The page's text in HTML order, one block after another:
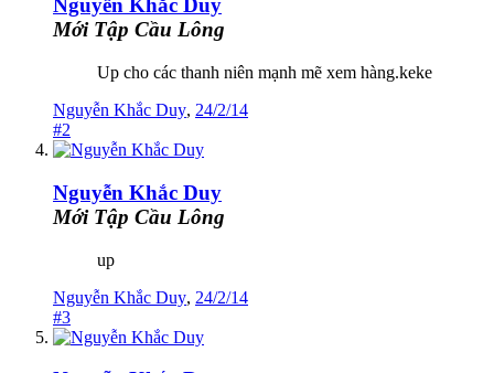
Nguyễn Khắc Duy
Mới Tập Cầu Lông
Up cho các thanh niên mạnh mẽ xem hàng.keke
Nguyễn Khắc Duy, 24/2/14
#2
Nguyễn Khắc Duy
Mới Tập Cầu Lông
up
Nguyễn Khắc Duy, 24/2/14
#3